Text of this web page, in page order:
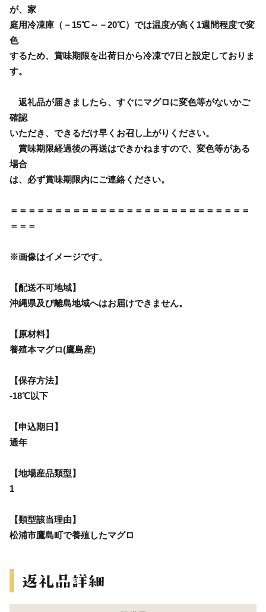
が、家
庭用冷凍庫（－15℃～－20℃）では温度が高く1週間程度で変
色
するため、賞味期限を出荷日から冷凍で7日と設定しておりま
す。
返礼品が届きましたら、すぐにマグロに変色等がないかご
確認
いただき、できるだけ早くお召し上がりください。
賞味期限経過後の再送はできかねますので、変色等がある
場合
は、必ず賞味期限内にご連絡ください。
＝＝＝＝＝＝＝＝＝＝＝＝＝＝＝＝＝＝＝＝＝＝＝＝＝＝＝
＝＝＝
※画像はイメージです。
【配送不可地域】
沖縄県及び離島地域へはお届けできません。
【原材料】
養殖本マグロ(鷹島産)
【保存方法】
-18℃以下
【申込期日】
通年
【地場産品類型】
1
【類型該当理由】
松浦市鷹島町で養殖したマグロ